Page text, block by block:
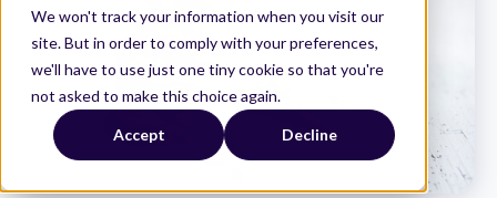
We won't track your information when you visit our
site. But in order to comply with your preferences,
we'll have to use just one tiny cookie so that you're
not asked to make this choice again.
Accept Decline